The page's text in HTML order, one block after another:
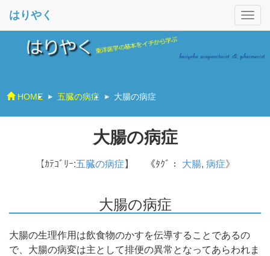
はりやく
HOME > 五臓の病症 > 大腸の病症
大腸の病症
【ｶﾃｺﾞﾘｰ:五臓の病症 】 《ﾀｸﾞ： 大腸, 病症》
大腸の病症
大腸の生理作用は飲食物のかすを伝導することであるの
で、大腸の病変は主として排便の異常となってあらわれま